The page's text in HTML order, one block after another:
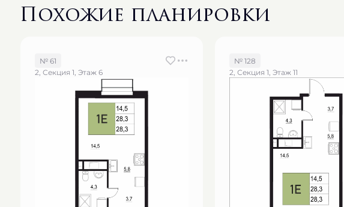
Похожие планировки
№ 61
2, Секция 1, Этаж 6
№ 128
2, Секция 1, Этаж 11